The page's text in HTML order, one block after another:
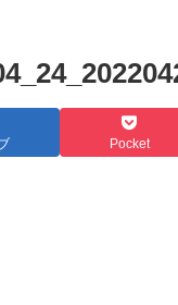
Pocket